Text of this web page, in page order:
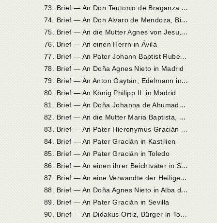
7
3. Brief — An Don Teutonio de Braganza in Salamanka
7
4. Brief — An Don Alvaro de Mendoza, Bischof von Ávila
7
5. Brief — An die Mutter Agnes von Jesu, Priorin der unbeschuhten Karmelitinnen zu Medina del Campo
76. Brief — An einen Herrn in Ávila
7
7. Brief — An Pater Johann Baptist Rubeo (Rossi) von Ravenna, General der Karmeliten in Rom
78. Brief — An Doña Agnes Nieto in Madrid
7
9. Brief — An Anton Gaytán, Edelmann in Alba
80. Brief — An König Philipp II. in Madrid
8
1. Brief — An Doña Johanna de Ahumada in Alba de Tormes
8
2. Brief — An die Mutter Maria Baptista, Priorin in Valladolid
8
3. Brief — An Pater Hieronymus Gracián in Kastilien
84. Brief — An Pater Gracián in Kastilien
85. Brief — An Pater Gracián in Toledo
8
6. Brief — An einen ihrer Beichtväter in Salamanka
8
7. Brief — An eine Verwandte der Heiligen in Ávila
8
8. Brief — An Doña Agnes Nieto in Alba de Tormes
89. Brief — An Pater Gracián in Sevilla
9
0. Brief — An Didakus Ortiz, Bürger in Toledo